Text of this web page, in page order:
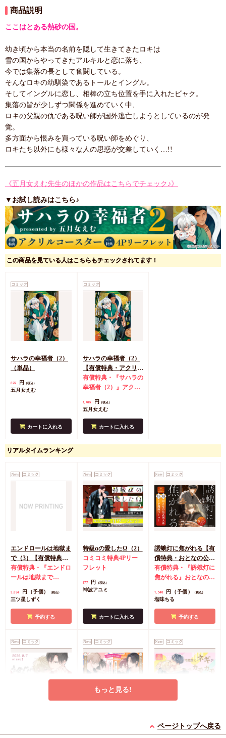
商品説明
ここはとある熱砂の国。
幼き頃から本当の名前を隠して生きてきたロキは
雪の国からやってきたアルキルと恋に落ち、
今では集落の長として奮闘している。
そんなロキの幼馴染であるトールとイングル。
そしてイングルに恋し、相棒の立ち位置を手に入れたビャク。
集落の皆が少しずつ関係を進めていく中、
ロキの父親の仇である呪い師が国外逃亡しようとしているのが発
覚。
多方面から恨みを買っている呪い師をめぐり、
ロキたち以外にも様々な人の思惑が交差していく…!!
《五月女えむ先生のほかの作品はこちらでチェック♪》
▼お試し読みはこちら♪
この商品を見ている人はこちらもチェックされてます！
コミック
サハラの幸福者（2）
（単品）
825 円 （税込）
五月女えむ
カートに入れる
コミック
サハラの幸福者（2）
【有償特典・アクリル
コースター】
有償特典・『サハラの
幸福者（2）』アクリ
1,485 円 （税込）
五月女えむ
カートに入れる
リアルタイムランキング
New コミック
エンドロールは地獄ま
で（3）【有償特典・
小冊子＋箔押しA5ア
クリルボード】
有償特典・『エンドロ
ールは地獄まで
典・『エンドロールは
しA5アクリルボード
コミコミ特典8P小冊
風A5イラストカード
3,894 円（予価） （税込）
三ツ星しずく
予約する
New コミック
特級αの愛したΩ（2）
コミコミ特典4Pリー
フレット
877 円 （税込）
神波アユミ
カートに入れる
New コミック
誘蛾灯に焦がれる【有
償特典・おとなの公式
同人誌】
有償特典・『誘蛾灯に
焦がれる』おとなの公
典漫画ペーパー
1,540 円（予価） （税込）
塩味ちる
予約する
New コミック
有償特典・『うなじに
New コミック
ず【有償】+柴崎さん
2冊セット購入特典・
New コミック
カモカモ【有償特典・
小冊子】【予約キャン
有償特典・『冷蔵庫に
もっと見る!
ページトップへ戻る